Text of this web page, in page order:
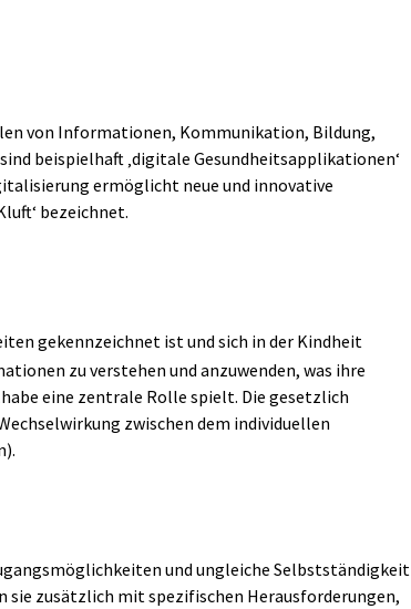
von Informationen, Kommunikation, Bildung,
beispielhaft ‚digitale Gesundheitsapplikationen‘
ermöglicht neue und innovative
bezeichnet.
gekennzeichnet ist und sich in der Kindheit
zu verstehen und anzuwenden, was ihre
eine zentrale Rolle spielt. Die gesetzlich
zwischen dem individuellen
und ungleiche Selbstständigkeit
sie zusätzlich mit spezifischen Herausforderungen,